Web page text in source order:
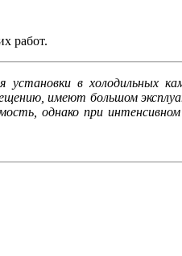
работ.
в холодильных
имеют большом
однако при интенсивном